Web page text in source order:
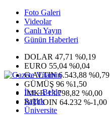
Foto Galeri
Videolar
Canlı Yayın
Günün Haberleri
DOLAR 47,71 %0,19
EURO 55,04 %0,04
G.ALTIN6.543,88 %0,79
GÜMÜŞ 96 %1,50
IMKB13.798,82 %0,00
BITCOIN 64.232 %-1,00
İlçe - Belde
Sağlık
Üniversite